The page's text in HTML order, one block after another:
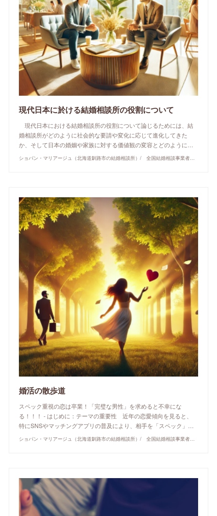
現代日本に於ける結婚相談所の役割について
現代日本における結婚相談所の役割について論じるためには、結
婚相談所がどのように社会的な要請や変化に応じて進化してきた
か、そして日本の婚姻や家族に対する価値観の変容とどのように…
ショパン・マリアージュ（北海道釧路市の結婚相談所）/ 全国結婚相談事業者連盟正規加盟店 / cherry-piano.com
婚活の散歩道
スペック重視の恋は卒業！「完璧な男性」を求めると不幸にな
る！！！ - はじめに：テーマの重要性 近年の恋愛傾向を見ると、
特にSNSやマッチングアプリの普及により、相手を「スペック」…
ショパン・マリアージュ（北海道釧路市の結婚相談所）/ 全国結婚相談事業者連盟正規加盟店 / cherry-piano.com